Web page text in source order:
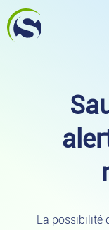
Aller au contenu
La possibilité